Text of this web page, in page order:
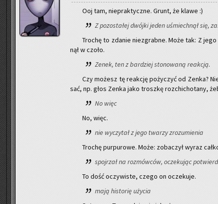
Ooj tam, nie­prak­tycz­ne. Grunt, że klawe :)
Z po­zo­sta­łej dwój­ki jeden uśmiech­nął się,
Tro­chę to zda­nie nie­zgrab­ne. Może tak: Z
nął w czoło.
Zenek, ten z bar­dziej sto­no­wa­ną re­ak­cją.
Czy mo­żesz tę re­ak­cję po­ży­czyć od Zenka?
sać, np. głos Zenka jako trosz­kę roz­chi­cho­ta­ny,
No więc
No, więc.
nie wy­czy­tał z jego twa­rzy zro­zu­mie­nia
Tro­chę pur­pu­ro­we. Może: zo­ba­czył wyraz
spoj­rzał na roz­mów­ców, ocze­ku­jąc
To dość oczy­wi­ste, czego on ocze­ku­je.
mają hi­sto­rię uży­cia